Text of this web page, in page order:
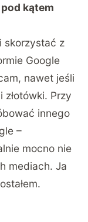
kątem
skorzystać z
Google
nawet jeśli
złotówki. Przy
innego
–
mocno nie
mediach. Ja